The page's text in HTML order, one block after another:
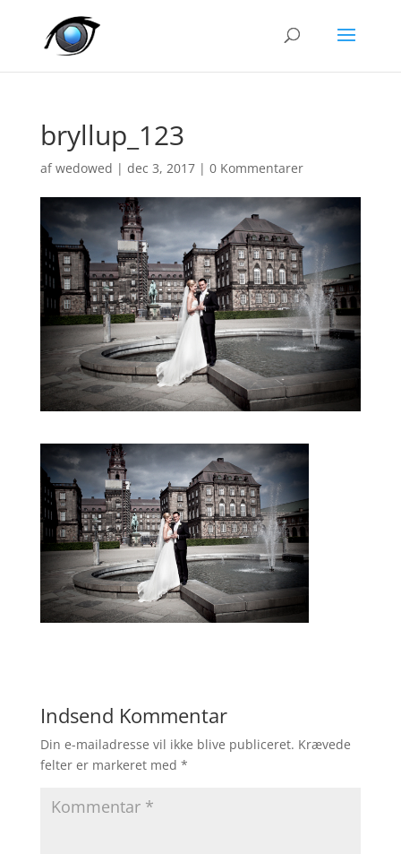
bryllup_123
afwedowed | dec 3, 2017| 0 Kommentarer
Indsend Kommentar
Din e-mailadresse vil ikke blive publiceret. Krævede
felter er markeret med *